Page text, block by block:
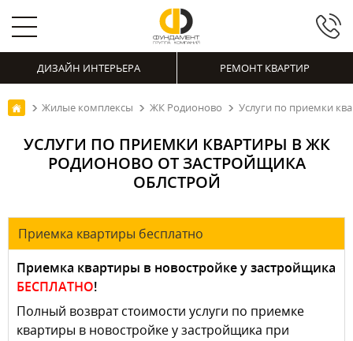
ДИЗАЙН ИНТЕРЬЕРА РЕМОНТ КВАРТИР
Жилые комплексы ЖК Родионово Услуги по приемки
УСЛУГИ ПО ПРИЕМКИ КВАРТИРЫ В ЖК
РОДИОНОВО ОТ ЗАСТРОЙЩИКА
ОБЛСТРОЙ
Приемка квартиры бесплатно
Приемка квартиры в новостройке у застройщика
БЕСПЛАТНО!
Полный возврат стоимости услуги по приемке
квартиры в новостройке у застройщика при